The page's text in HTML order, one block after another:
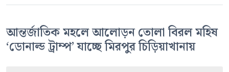
আন্তর্জাতিক মহলে আলোড়ন তোলা বিরল মহিষ
‘ডোনাল্ড ট্রাম্প’ যাচ্ছে মিরপুর চিড়িয়াখানায়